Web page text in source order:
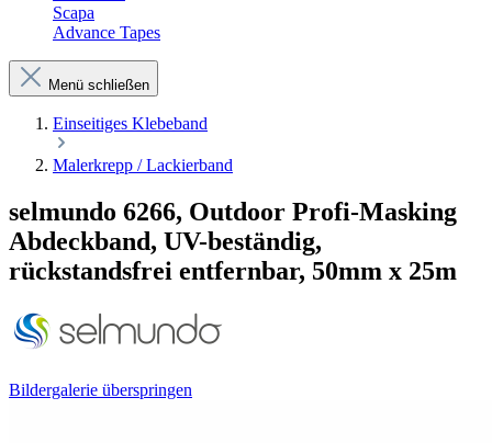
Scapa
Advance Tapes
Menü schließen
Einseitiges Klebeband
Malerkrepp / Lackierband
selmundo 6266, Outdoor Profi-Masking
Abdeckband, UV-beständig,
rückstandsfrei entfernbar, 50mm x 25m
Bildergalerie überspringen